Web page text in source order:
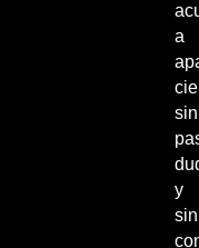
a
sin
y
sin